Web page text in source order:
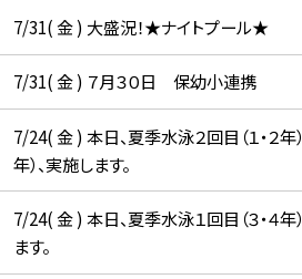
7/31( 金 ) 大盛況！★ナイトプール★
7/31( 金 ) ７月３０日 保幼小連携
7/24( 金 ) 本日、夏季水泳２回目（１・２年
年）、実施します。
7/24( 金 ) 本日、夏季水泳１回目（３・４
ます。